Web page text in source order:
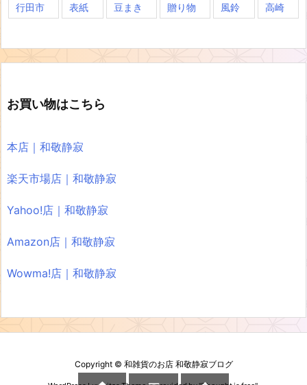
行田市 表紙 豆まき 贈り物 風鈴 高崎
お買い物はこちら
本店｜和敬静寂
楽天市場店｜和敬静寂
Yahoo!店｜和敬静寂
Amazon店｜和敬静寂
Wowma!店｜和敬静寂
Copyright © 和雑貨のお店 和敬静寂ブログ